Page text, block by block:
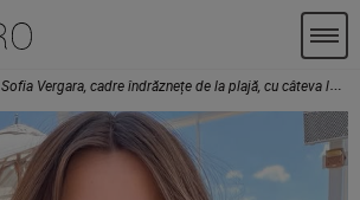
Sofia Vergara, cadre îndrăznețe de la plajă, cu câteva luni înainte de a face 54 de ani. A avut doar un slip minuscul și ochelari